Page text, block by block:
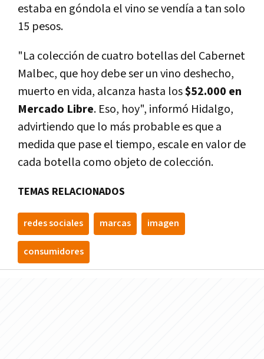
estaba en góndola el vino se vendía a tan solo
15 pesos.
"La colección de cuatro botellas del Cabernet
Malbec, que hoy debe ser un vino deshecho,
muerto en vida, alcanza hasta los$52.000 en
Mercado Libre. Eso, hoy", informó Hidalgo,
advirtiendo que lo más probable es que a
medida que pase el tiempo, escale en valor de
cada botella como objeto de colección.
TEMAS RELACIONADOS
redes sociales marcas imagen
consumidores